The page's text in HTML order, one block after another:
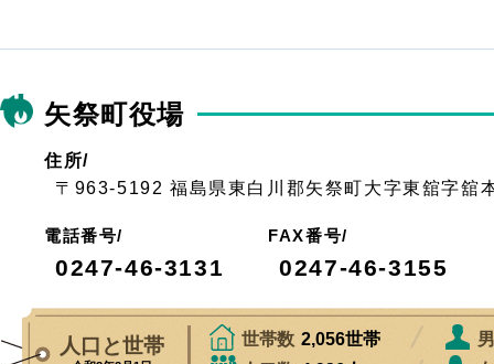
矢祭町役場
住所/
〒963-5192 福島県東白川郡矢祭町大字東舘字舘
電話番号/
0247-46-3131
FAX番号/
0247-46-3155